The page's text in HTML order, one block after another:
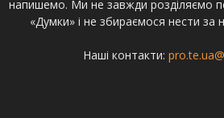
напишемо. Ми не завжди розділяємо
«Думки» і не збираємося нести за
Наші контакти: